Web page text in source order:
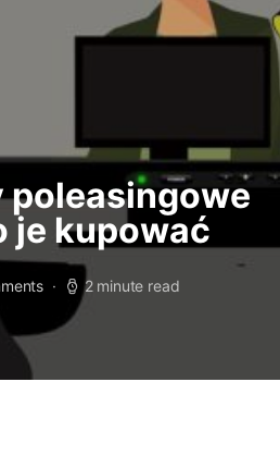
poleasingowe
je kupować
2 minute read